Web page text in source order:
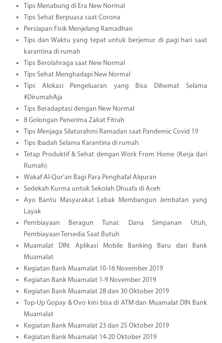
Tips Menabung di Era New Normal
Tips Sehat Berpuasa saat Corona
Persiapan Fisik Menjelang Ramadhan
Tips dan Waktu yang tepat untuk berjemur di pagi hari saat
karantina di rumah
Tips Berolahraga saat New Normal
Tips Sehat Menghadapi New Normal
Tips Alokasi Pengeluaran yang Bisa Dihemat Selama
#DirumahAja
Tips Beradaptasi dengan New Normal
8 Golongan Penerima Zakat Fitrah
Tips Menjaga Silaturahmi Ramadan saat Pandemic Covid 19
Tips Ibadah Selama Karantina di rumah
Tetap Produktif & Sehat dengan Work From Home (Kerja dari
Rumah)
Wakaf Al-Qur’an Bagi Para Penghafal Alquran
Sedekah Kurma untuk Sekolah Dhuafa di Aceh
Ayo Bantu Masyarakat Lebak Membangun Jembatan yang
Layak
Pembiayaan Beragun Tunai: Dana Simpanan Utuh,
Pembiayaan Tersedia Saat Butuh
Muamalat DIN: Aplikasi Mobile Banking Baru dari Bank
Muamalat
Kegiatan Bank Muamalat 10-16 November 2019
Kegiatan Bank Muamalat 1-9 November 2019
Kegiatan Bank Muamalat 28 dan 30 Oktober 2019
Top-Up Gopay & Ovo kini bisa di ATM dan Muamalat DIN Bank
Muamalat
Kegiatan Bank Muamalat 23 dan 25 Oktober 2019
Kegiatan Bank Muamalat 14-20 Oktober 2019